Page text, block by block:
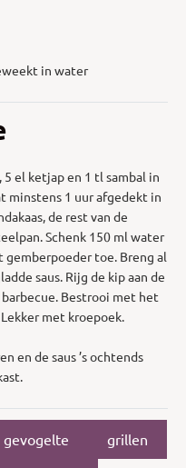
in water
el ketjap en 1 tl sambal in
minstens 1 uur afgedekt in
de rest van de
Schenk 150 ml water
toe. Breng al
saus. Rijg de kip aan de
Bestrooi met het
met kroepoek.
en de saus ’s ochtends
gevogelte grillen